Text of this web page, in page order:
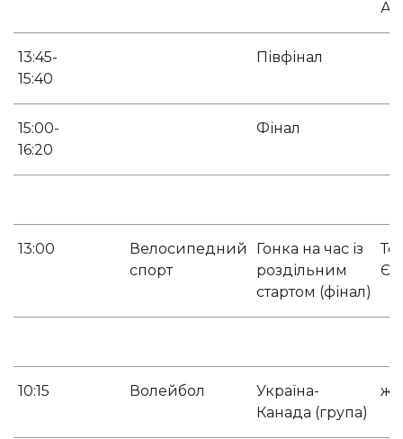
13:45-
15:40
Півфінал
15:00-
16:20
Фінал
13:00
Велосипедний
спорт
Гонка на час із
роздільним
стартом (фінал)
10:15 Волейбол
Україна-
Канада (група)